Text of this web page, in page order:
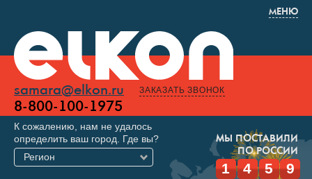
МЕНЮ
samara@elkon.ru
8-800-100-1975
ЗАКАЗАТЬ ЗВОНОК
МЫ ПОСТАВИЛИ
ПО РОССИИ
1 4 5 9
К сожалению, нам не удалось
определить ваш город. Где вы?
Регион